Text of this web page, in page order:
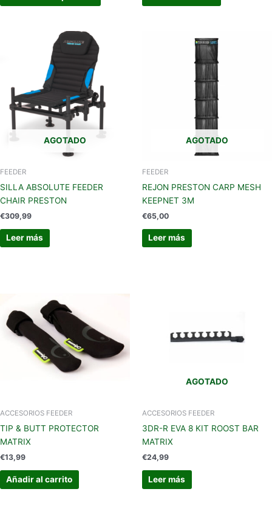
AGOTADO
FEEDER
SILLA ABSOLUTE FEEDER
CHAIR PRESTON
€309,99
Leer más
AGOTADO
FEEDER
REJON PRESTON CARP MESH
KEEPNET 3M
€65,00
Leer más
ACCESORIOS FEEDER
TIP & BUTT PROTECTOR
MATRIX
€13,99
Añadir al carrito
AGOTADO
ACCESORIOS FEEDER
3DR-R EVA 8 KIT ROOST BAR
MATRIX
€24,99
Leer más